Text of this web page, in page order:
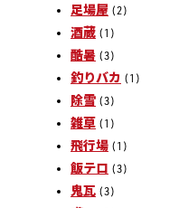
足場屋 (2)
酒蔵 (1)
酷暑 (3)
釣りバカ (1)
除雪 (3)
雑草 (1)
飛行場 (1)
飯テロ (3)
鬼瓦 (3)